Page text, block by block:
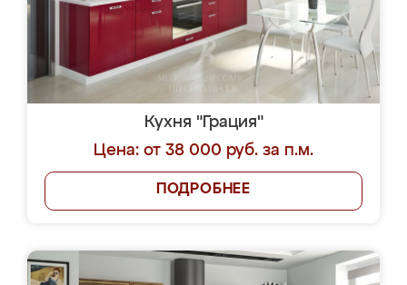
Кухня "Грация"
Цена: от 38 000 руб. за п.м.
ПОДРОБНЕЕ